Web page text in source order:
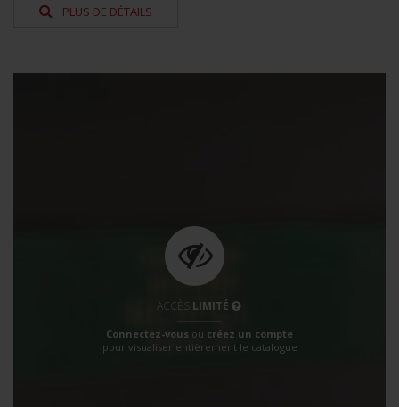
PLUS DE DÉTAILS
ACCÈS LIMITÉ
Connectez-vous ou créez un compte
pour visualiser entièrement le catalogue